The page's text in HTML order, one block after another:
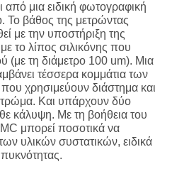
από μια ειδική φωτογραφική
Το βάθος της μετρώντας
με την υποστήριξη της
το λίπος σιλικόνης που
(με τη διάμετρο 100 um). Μια
τέσσερα κομμάτια των
χρησιμεύουν διάστημα και
Και υπάρχουν δύο
κάλυψη. Με τη βοήθεια του
μπορεί ποσοτικά να
υλικών συστατικών, ειδικά